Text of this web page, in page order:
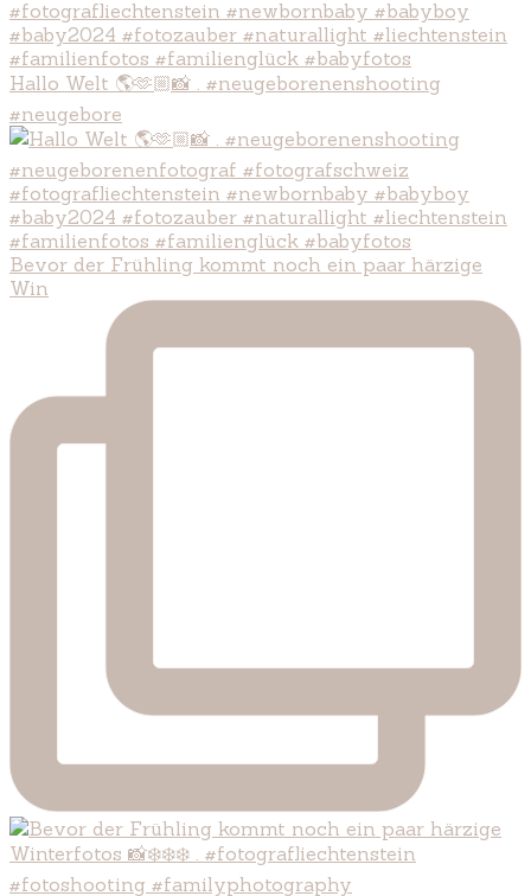
Hallo Welt 🌎🫶🏼📸 . #neugeborenenshooting
#neugebore
Bevor der Frühling kommt noch ein paar härzige
Win